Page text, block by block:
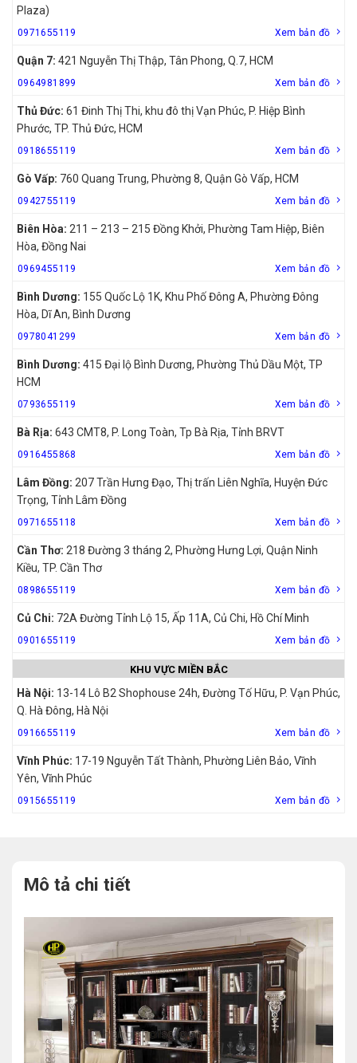
Plaza)
0971655119 Xem bản đồ
Quận 7: 421 Nguyễn Thị Thập, Tân Phong, Q.7, HCM
0964981899 Xem bản đồ
Thủ Đức: 61 Đinh Thị Thi, khu đô thị Vạn Phúc, P. Hiệp Bình
Phước, TP. Thủ Đức, HCM
0918655119 Xem bản đồ
Gò Vấp: 760 Quang Trung, Phường 8, Quận Gò Vấp, HCM
0942755119 Xem bản đồ
Biên Hòa: 211 – 213 – 215 Đồng Khởi, Phường Tam Hiệp, Biên
Hòa, Đồng Nai
0969455119 Xem bản đồ
Bình Dương: 155 Quốc Lộ 1K, Khu Phố Đông A, Phường Đông
Hòa, Dĩ An, Bình Dương
0978041299 Xem bản đồ
Bình Dương: 415 Đại lộ Bình Dương, Phường Thủ Dầu Một, TP
HCM
0793655119 Xem bản đồ
Bà Rịa: 643 CMT8, P. Long Toàn, Tp Bà Rịa, Tỉnh BRVT
0916455868 Xem bản đồ
Lâm Đồng: 207 Trần Hưng Đạo, Thị trấn Liên Nghĩa, Huyện Đức
Trọng, Tỉnh Lâm Đồng
0971655118 Xem bản đồ
Cần Thơ: 218 Đường 3 tháng 2, Phường Hưng Lợi, Quận Ninh
Kiều, TP. Cần Thơ
0898655119 Xem bản đồ
Củ Chi: 72A Đường Tỉnh Lộ 15, Ấp 11A, Củ Chi, Hồ Chí Minh
0901655119 Xem bản đồ
KHU VỰC MIỀN BẮC
Hà Nội: 13-14 Lô B2 Shophouse 24h, Đường Tố Hữu, P. Vạn Phúc,
Q. Hà Đông, Hà Nội
0916655119 Xem bản đồ
Vĩnh Phúc: 17-19 Nguyễn Tất Thành, Phường Liên Bảo, Vĩnh
Yên, Vĩnh Phúc
0915655119 Xem bản đồ
Mô tả chi tiết